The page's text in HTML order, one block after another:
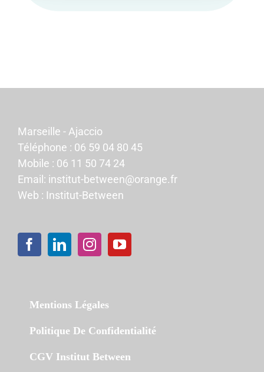
Marseille - Ajaccio
Téléphone : 06 59 04 80 45
Mobile : 06 11 50 74 24
Email: institut-between@orange.fr
Web : Institut-Between
Mentions Légales
Politique De Confidentialité
CGV Institut Between